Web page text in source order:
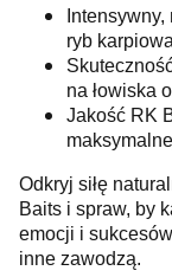
ryb
na łowiska
Jakość RK
Odkryj siłę
Baits i spraw, by
emocji i
inne zawodzą.